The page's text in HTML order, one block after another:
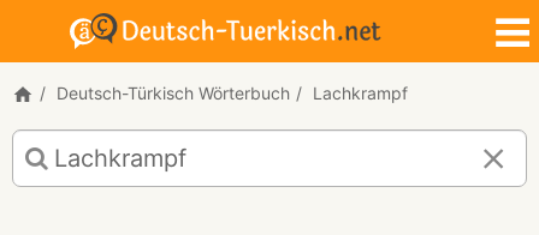
Deutsch-Türkisch Wörterbuch Lachkrampf
Deutsch-
Türkisch
Übersetzung